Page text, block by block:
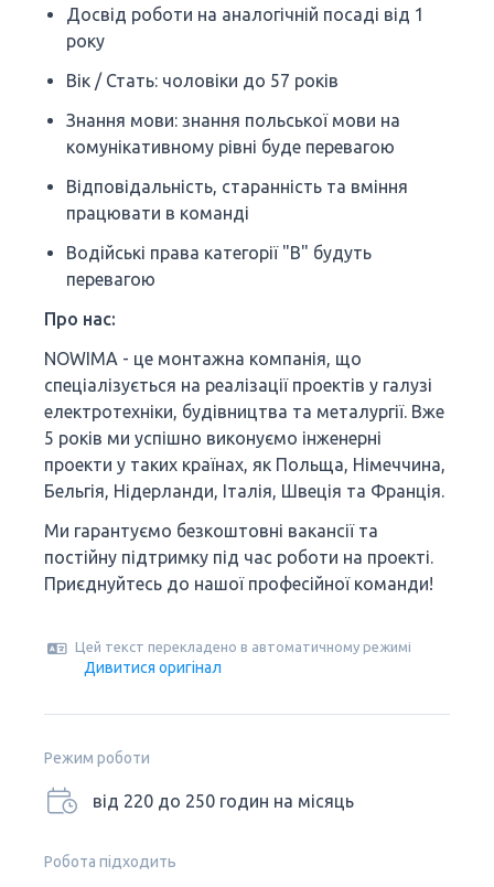
Досвід роботи на аналогічній посаді від 1
року
Вік / Стать: чоловіки до 57 років
Знання мови: знання польської мови на
комунікативному рівні буде перевагою
Відповідальність, старанність та вміння
працювати в команді
Водійські права категорії "B" будуть
перевагою
Про нас:
NOWIMA - це монтажна компанія, що
спеціалізується на реалізації проектів у галузі
електротехніки, будівництва та металургії. Вже
5 років ми успішно виконуємо інженерні
проекти у таких країнах, як Польща, Німеччина,
Бельгія, Нідерланди, Італія, Швеція та Франція.
Ми гарантуємо безкоштовні вакансії та
постійну підтримку під час роботи на проекті.
Приєднуйтесь до нашої професійної команди!
Цей текст перекладено в автоматичному режимі
Дивитися оригінал
Режим роботи
від 220 до 250 годин на місяць
Робота підходить